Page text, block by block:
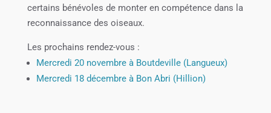
certains bénévoles de monter en compétence dans la
reconnaissance des oiseaux.
Les prochains rendez-vous :
Mercredi 20 novembre à Boutdeville (Langueux)
Mercredi 18 décembre à Bon Abri (Hillion)